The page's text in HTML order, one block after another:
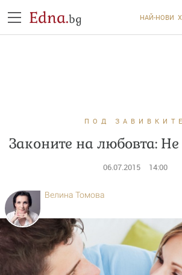
Edna.bg НАЙ-НОВИ
ПОД ЗАВИВКИТЕ
Законите на любовта:
06.07.2015 14:00
Велина Томова